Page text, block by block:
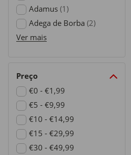
Refine by Marcas: Aberlour
Adamus (1)
Refine by Marcas: Adamus
Adega de Borba (2)
Refine by Marcas: Adega de Borba
Ver mais
Preço
€0 - €1,99
Refine by Preço: €0 - €1,99
€5 - €9,99
Refine by Preço: €5 - €9,99
€10 - €14,99
Refine by Preço: €10 - €14,99
€15 - €29,99
Refine by Preço: €15 - €29,99
€30 - €49,99